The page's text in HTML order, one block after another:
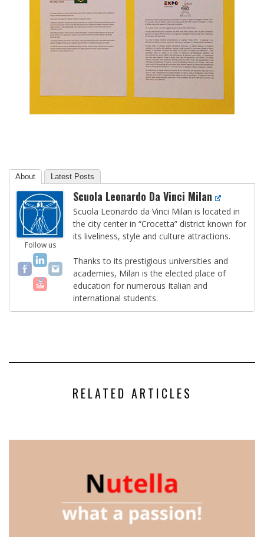
About Latest Posts
Follow us
Scuola Leonardo Da Vinci Milan
Scuola Leonardo da Vinci Milan is located in
the city center in “Crocetta” district known for
its liveliness, style and culture attractions.
Thanks to its prestigious universities and
academies, Milan is the elected place of
education for numerous Italian and
international students.
RELATED ARTICLES